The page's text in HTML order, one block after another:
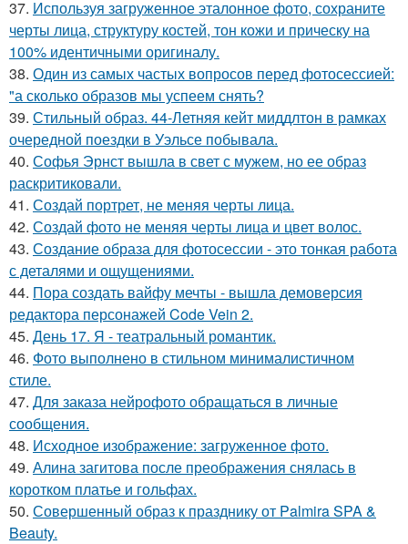
37. Используя загруженное эталонное фото, сохраните
черты лица, структуру костей, тон кожи и прическу на
100% идентичными оригиналу.
38. Один из самых частых вопросов перед фотосессией:
"а сколько образов мы успеем снять?
39. Стильный образ. 44-Летняя кейт миддлтон в рамках
очередной поездки в Уэльсе побывала.
40. Софья Эрнст вышла в свет с мужем, но ее образ
раскритиковали.
41. Создай портрет, не меняя черты лица.
42. Создай фото не меняя черты лица и цвет волос.
43. Создание образа для фотосессии - это тонкая работа
с деталями и ощущениями.
44. Пора создать вайфу мечты - вышла демоверсия
редактора персонажей Code Vein 2.
45. День 17. Я - театральный романтик.
46. Фото выполнено в стильном минималистичном
стиле.
47. Для заказа нейрофото обращаться в личные
сообщения.
48. Исходное изображение: загруженное фото.
49. Алина загитова после преображения снялась в
коротком платье и гольфах.
50. Совершенный образ к празднику от Palmira SPA &
Beauty.